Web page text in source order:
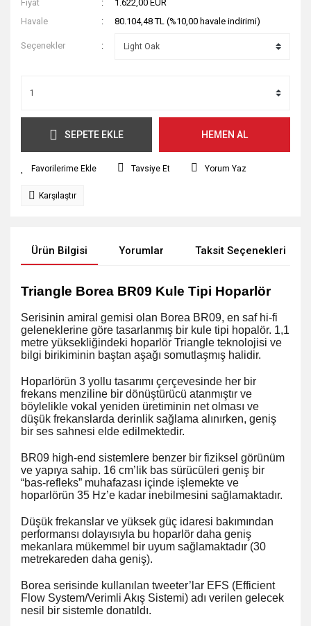
Fiyat
1.622,00 EUR
Havale
80.104,48 TL (%10,00 havale indirimi)
Seçenekler
SEPETE EKLE HEMEN AL
Tavsiye Et Yorum Yaz
Karşılaştır
Ürün Bilgisi Yorumlar Taksit Seçenekleri
Triangle Borea BR09 Kule Tipi Hoparlör
Serisinin amiral gemisi olan Borea BR09, en saf hi-fi
geleneklerine göre tasarlanmış bir kule tipi hopalör. 1,1
metre yüksekliğindeki hoparlör Triangle teknolojisi ve
bilgi birikiminin baştan aşağı somutlaşmış halidir.
Hoparlörün 3 yollu tasarımı çerçevesinde her bir
frekans menziline bir dönüştürücü atanmıştır ve
böylelikle vokal yeniden üretiminin net olması ve
düşük frekanslarda derinlik sağlama alınırken, geniş
bir ses sahnesi elde edilmektedir.
BR09 high-end sistemlere benzer bir fiziksel görünüm
ve yapıya sahip. 16 cm’lik bas sürücüleri geniş bir
“bas-refleks” muhafazası içinde işlemekte ve
hoparlörün 35 Hz’e kadar inebilmesini sağlamaktadır.
Düşük frekanslar ve yüksek güç idaresi bakımından
performansı dolayısıyla bu hoparlör daha geniş
mekanlara mükemmel bir uyum sağlamaktadır (30
metrekareden daha geniş).
Borea serisinde kullanılan tweeter’lar EFS (Efficient
Flow System/Verimli Akış Sistemi) adı verilen gelecek
nesil bir sistemle donatıldı.